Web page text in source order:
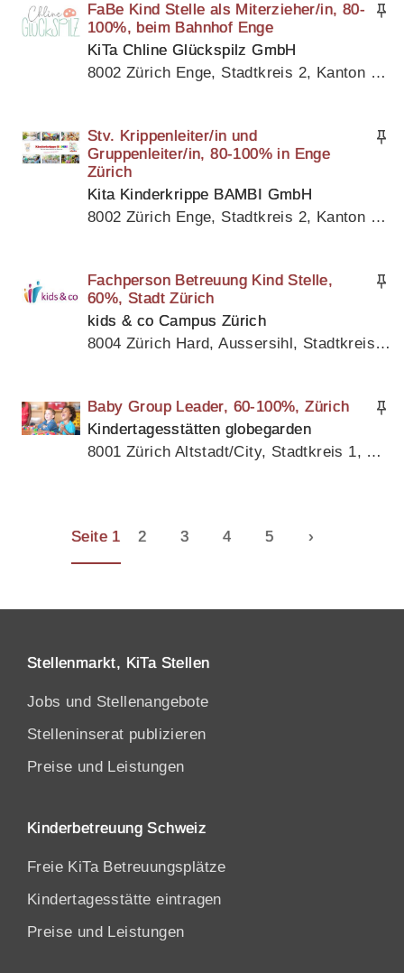
FaBe Kind Stelle als Miterzieher/in, 80-
100%, beim Bahnhof Enge
KiTa Chline Glückspilz GmbH
8002 Zürich Enge, Stadtkreis 2, Kanton Zürich
Stv. Krippenleiter/in und
Gruppenleiter/in, 80-100% in Enge
Zürich
Kita Kinderkrippe BAMBI GmbH
8002 Zürich Enge, Stadtkreis 2, Kanton Zürich
Fachperson Betreuung Kind Stelle,
60%, Stadt Zürich
kids & co Campus Zürich
8004 Zürich Hard, Aussersihl, Stadtkreis 4, Kanton Zürich
Baby Group Leader, 60-100%, Zürich
Kindertagesstätten globegarden
8001 Zürich Altstadt/City, Stadtkreis 1, Kanton Zürich
Seite 1 2 3 4 5 ›
Stellenmarkt, KiTa Stellen
Jobs und Stellenangebote
Stelleninserat publizieren
Preise und Leistungen
Kinderbetreuung Schweiz
Freie KiTa Betreuungsplätze
Kindertagesstätte eintragen
Preise und Leistungen